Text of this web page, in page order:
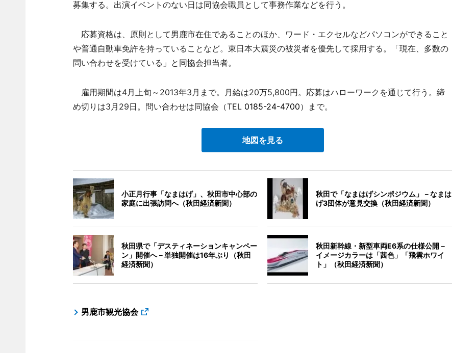
募集する。出演イベントのない日は同協会職員として事務作業などを行う。
応募資格は、原則として男鹿市在住であることのほか、ワード・エクセルなどパソコンができること
や普通自動車免許を持っていることなど。東日本大震災の被災者を優先して採用する。「現在、多数の
問い合わせを受けている」と同協会担当者。
雇用期間は4月上旬～2013年3月まで。月給は20万5,800円。応募はハローワークを通じて行う。締
め切りは3月29日。問い合わせは同協会（TEL 0185-24-4700）まで。
地図を見る
小正月行事「なまはげ」、秋田市中心部の
家庭に出張訪問へ（秋田経済新聞）
秋田で「なまはげシンポジウム」－なまは
げ3団体が意見交換（秋田経済新聞）
秋田県で「デスティネーションキャンペー
ン」開催へ－単独開催は16年ぶり（秋田
経済新聞）
秋田新幹線・新型車両E6系の仕様公開－
イメージカラーは「茜色」「飛雲ホワイ
ト」（秋田経済新聞）
男鹿市観光協会